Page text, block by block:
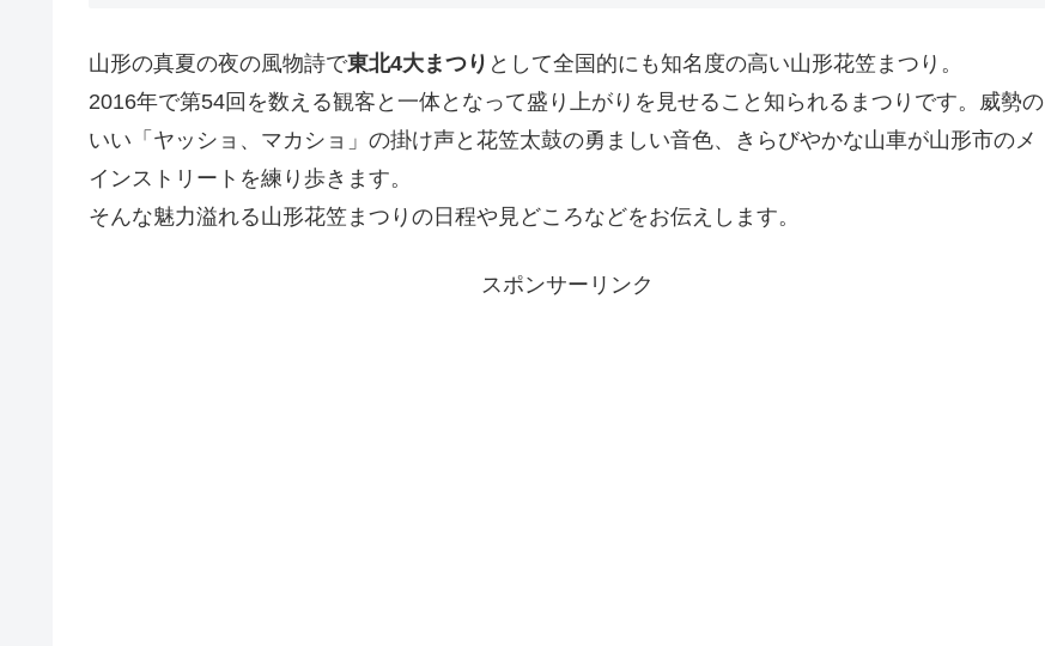
山形の真夏の夜の風物詩で東北4大まつり として全国的にも知名度の高い山形花笠まつり。
2016年で第54回を数える観客と一体となって盛り上がりを見せること知られるまつりです。威勢の
いい「ヤッショ、マカショ」の掛け声と花笠太鼓の勇ましい音色、きらびやかな山車が山形市のメ
インストリートを練り歩きます。
そんな魅力溢れる山形花笠まつりの日程や見どころなどをお伝えします。
スポンサーリンク